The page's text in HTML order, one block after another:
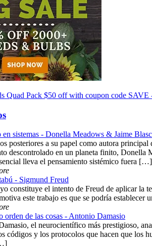
en sistemas - Donella Meadows & Jaime
posteriores a su papel como autora
descontrolado en un planeta finito, Donella
lleva el pensamiento sistémico fuera […]
- Sigmund Freud
constituye el intento de Freud de aplicar la
este trabajo es que se podría
orden de las cosas - Antonio Damasio
el neurocientífico más prestigioso,
códigos y los protocolos que hacen que